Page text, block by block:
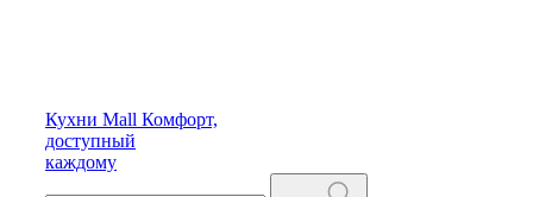
Кухни Mall Комфорт,
доступный
каждому